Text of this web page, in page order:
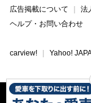
広告掲載について
法
ヘルプ・お問い合わせ
carview! Yahoo!